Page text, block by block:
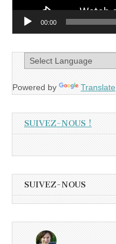
00:00
Powered by Translate
SUIVEZ-NOUS !
SUIVEZ-NOUS